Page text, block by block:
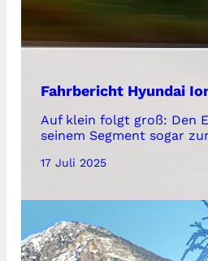
Fahrbericht Hyundai
Auf klein folgt groß: Den
seinem Segment sogar
17 Juli 2025